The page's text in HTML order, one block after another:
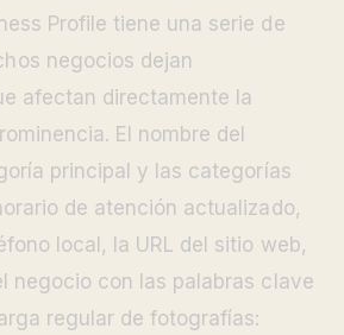
Profile tiene una serie de
negocios dejan
afectan directamente la
El nombre del
principal y las categorías
de atención actualizado,
local, la URL del sitio web,
negocio con las palabras clave
regular de fotografías: